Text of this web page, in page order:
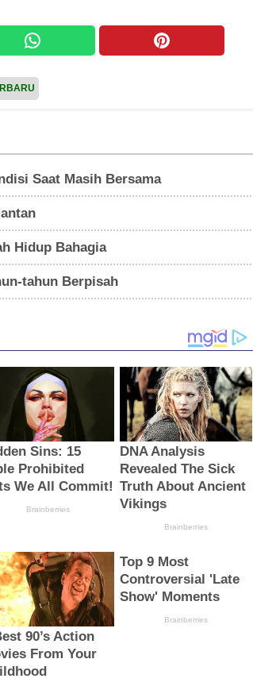
Saat Masih Bersama
Hidup Bahagia
tahun Berpisah